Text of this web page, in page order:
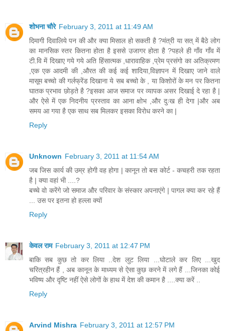
शोभना चौरे February 3, 2011 at 11:49 AM
दिमागी दिवालिये पन की और क्या मिसाल हो सकती है ?मंत्री या सत् में बैठे लोग
का मानसिक स्तर कितना होता है इससे उजागर होता है ?पहले ही गाँव गाँव में
टी.वि में दिखाए गये गये अति हिंसात्मक ,धारावाहिक ,प्रेम प्रसंगो का अतिक्रमण
,एक एक आदमी की ,औरत की कई कई शादिया,विज्ञापन में दिखाए जाने वाले
मासूम बच्चो की गर्लफ्रेंड दिखाना ये सब बच्चो के , या किशोरों के मन पर कितना
घातक प्रभाव छोड़ते है ?इसका आज समाज पर व्यापक असर दिखाई दे रहा है |
और ऐसे में एक निदनीय प्रस्ताव का आना क्षोभ ,और दुःख ही देगा |और अब
समय आ गया है एक साथ सब मिलकर इसका विरोध करने का |
Reply
Unknown February 3, 2011 at 11:54 AM
जब जिस कार्य की उम्र होगी वह होगा | कानून तो बस कोर्ट - कचहरी तक रहता
है | क्या वहां भी ....?
बच्चे वो करेंगे जो समाज और परिवार के संस्कार अपनाएंगे | पागल क्या कर रहे हैं
... उस पर इतना हो हल्ला क्यों
Reply
केवल राम February 3, 2011 at 12:47 PM
बाकि सब कुछ तो कर लिया ..देश लुट लिया ...घोटाले कर लिए ...खुद
चरित्रहीन हैं , अब कानून के माध्यम से ऐसा कुछ करने में लगे हैं ...जिनका कोई
भविष्य और दृष्टि नहीं ऐसे लोगों के हाथ में देश की कमान है ....क्या करें ..
Reply
Arvind Mishra February 3, 2011 at 12:57 PM